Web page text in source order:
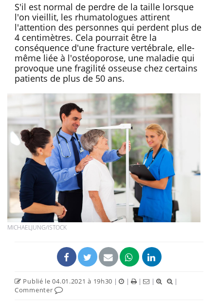
S'il est normal de perdre de la taille lorsque
l'on vieillit, les rhumatologues attirent
l'attention des personnes qui perdent plus de
4 centimètres. Cela pourrait être la
conséquence d'une fracture vertébrale, elle-
même liée à l'ostéoporose, une maladie qui
provoque une fragilité osseuse chez certains
patients de plus de 50 ans.
MICHAELJUNG/ISTOCK
Publié le 04.01.2021 à 19h30 | | | |
|
Commenter